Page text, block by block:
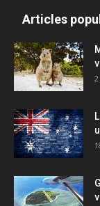
Articles